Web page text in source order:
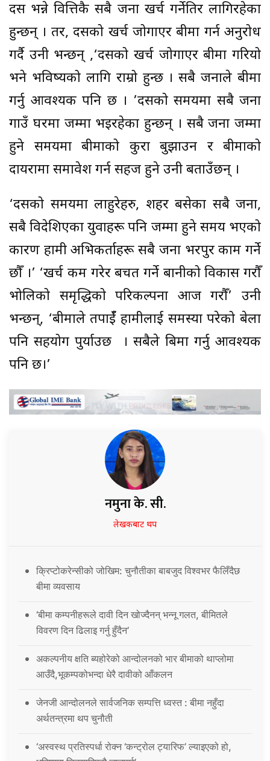
दसैं भन्ने वित्तिकै सबै जना खर्च गर्नेतिर लागिरहेका
हुन्छन् । तर, दसैंको खर्च जोगाएर बीमा गर्न अनुरोध
गर्दै उनी भन्छन् ,‘दसैंको खर्च जोगाएर बीमा गरियो
भने भविष्यको लागि राम्रो हुन्छ । सबै जनाले बीमा
गर्नु आवश्यक पनि छ । ’दसैंको समयमा सबै जना
गाउँ घरमा जम्मा भइरहेका हुन्छन् । सबै जना जम्मा
हुने समयमा बीमाको कुरा बुझाउन र बीमाको
दायरामा समावेश गर्न सहज हुने उनी बताउँछन् ।
‘दसैंको समयमा लाहुरेहरु, शहर बसेका सबै जना,
सबै विदेशिएका युवाहरू पनि जम्मा हुने समय भएको
कारण हामी अभिकर्ताहरू सबै जना भरपुर काम गर्ने
छौँ ।’ ‘खर्च कम गरेर बचत गर्ने बानीको विकास गरौँ
भोलिको समृद्धिको परिकल्पना आज गरौँ’ उनी
भन्छन्, ‘बीमाले तपाईँ हामीलाई समस्या परेको बेला
पनि सहयोग पुर्याउछ । सबैले बिमा गर्नु आवश्यक
पनि छ।’
नमुना के. सी.
लेखकबाट थप
क्रिप्टोकरेन्सीको जोखिम: चुनौतीका बाबजुद विश्वभर फैलिँदैछ
बीमा व्यवसाय
‘बीमा कम्पनीहरूले दावी दिन खोज्दैनन् भन्नू गलत, बीमितले
विवरण दिन ढिलाइ गर्नु हुँदैन’
अकल्पनीय क्षति ब्यहोरेको आन्दोलनको भार बीमाको थाप्लोमा
आउँदै,भूकम्पकोभन्दा धेरै दावीको आँकलन
जेनजी आन्दोलनले सार्वजनिक सम्पत्ति ध्वस्त : बीमा नहुँदा
अर्थतन्त्रमा थप चुनौती
‘अस्वस्थ प्रतिस्पर्धा रोक्न ‘कन्ट्रोल ट्यारिफ’ ल्याइएको हो,